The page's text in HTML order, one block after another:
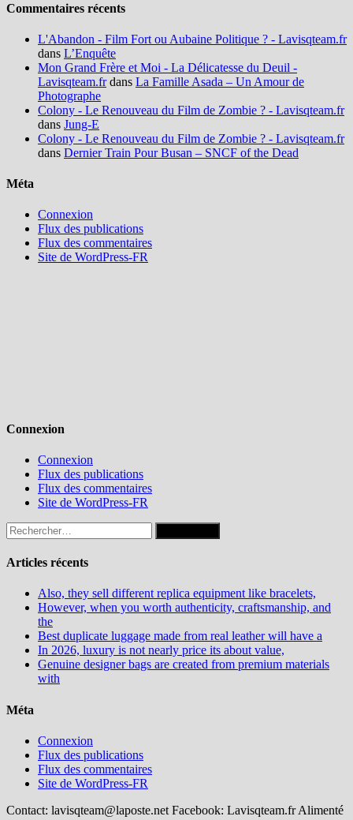
Commentaires récents
L'Abandon - Film Fort ou Aubaine Politique ? - Lavisqteam.fr
dans L’Enquête
Mon Grand Frère et Moi - La Délicatesse du Deuil -
Lavisqteam.frdans La Famille Asada – Un Amour de
Photographe
Colony - Le Renouveau du Film de Zombie ? - Lavisqteam.fr
dans Jung-E
Colony - Le Renouveau du Film de Zombie ? - Lavisqteam.fr
dans Dernier Train Pour Busan – SNCF of the Dead
Méta
Connexion
Flux des publications
Flux des commentaires
Site de WordPress-FR
Connexion
Connexion
Flux des publications
Flux des commentaires
Site de WordPress-FR
Rechercher :
Articles récents
Also, they sell different replica equipment like bracelets,
However, when you worth authenticity, craftsmanship, and
the
Best duplicate luggage made from real leather will have a
In 2026, luxury is not nearly price its about value,
Genuine designer bags are created from premium materials
with
Méta
Connexion
Flux des publications
Flux des commentaires
Site de WordPress-FR
Contact: lavisqteam@laposte.net Facebook: Lavisqteam.fr Alimenté